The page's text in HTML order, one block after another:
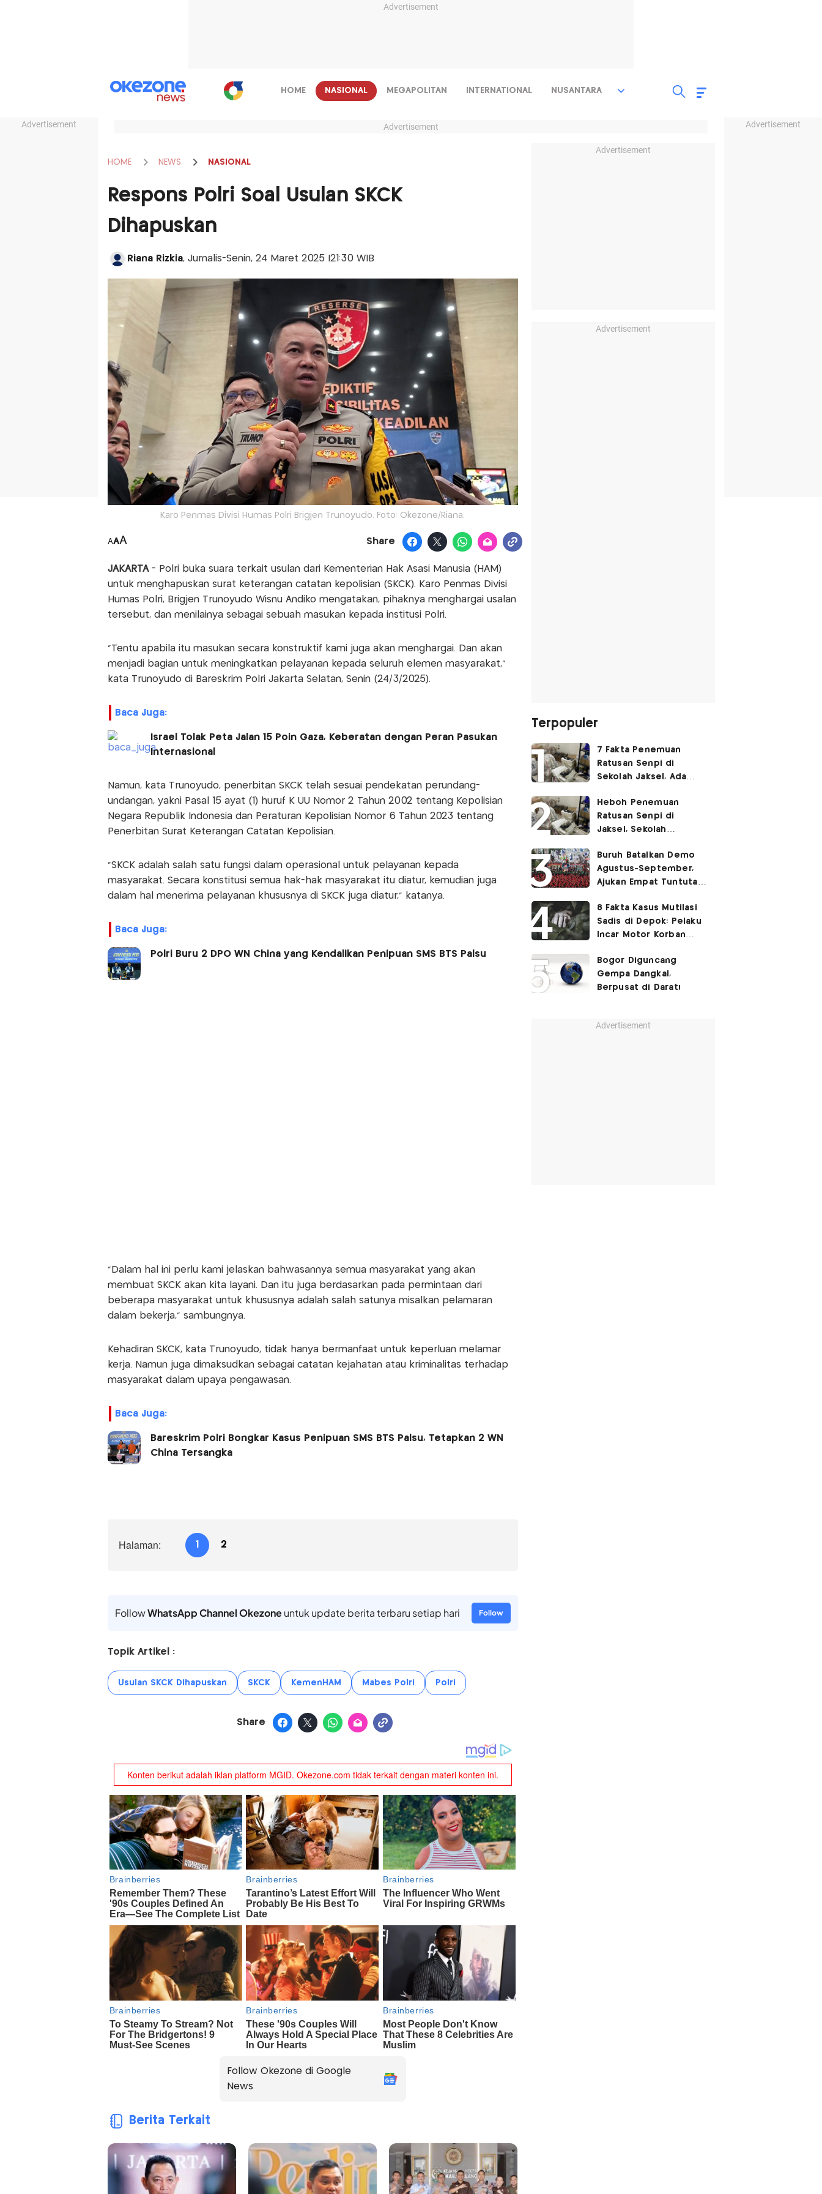
Advertisement
Advertisement Advertisement
HOME NASIONAL MEGAPOLITAN INTERNATIONAL NUSANTARA
Advertisement
HOME NEWS NASIONAL
Respons Polri Soal Usulan SKCK
Dihapuskan
Riana Rizkia, Jurnalis-Senin, 24 Maret 2025 |21:30 WIB
Karo Penmas Divisi Humas Polri Brigjen Trunoyudo. Foto: Okezone/Riana.
AAA Share
JAKARTA - Polri buka suara terkait usulan dari Kementerian Hak Asasi Manusia (HAM)
untuk menghapuskan surat keterangan catatan kepolisian (SKCK). Karo Penmas Divisi
Humas Polri, Brigjen Trunoyudo Wisnu Andiko mengatakan, pihaknya menghargai usalan
tersebut, dan menilainya sebagai sebuah masukan kepada institusi Polri.
"Tentu apabila itu masukan secara konstruktif kami juga akan menghargai. Dan akan
menjadi bagian untuk meningkatkan pelayanan kepada seluruh elemen masyarakat,"
kata Trunoyudo di Bareskrim Polri Jakarta Selatan, Senin (24/3/2025).
Baca Juga:
Israel Tolak Peta Jalan 15 Poin Gaza, Keberatan dengan Peran Pasukan
Internasional
Namun, kata Trunoyudo, penerbitan SKCK telah sesuai pendekatan perundang-
undangan, yakni Pasal 15 ayat (1) huruf K UU Nomor 2 Tahun 2002 tentang Kepolisian
Negara Republik Indonesia dan Peraturan Kepolisian Nomor 6 Tahun 2023 tentang
Penerbitan Surat Keterangan Catatan Kepolisian.
"SKCK adalah salah satu fungsi dalam operasional untuk pelayanan kepada
masyarakat. Secara konstitusi semua hak-hak masyarakat itu diatur, kemudian juga
dalam hal menerima pelayanan khususnya di SKCK juga diatur," katanya.
Baca Juga:
Polri Buru 2 DPO WN China yang Kendalikan Penipuan SMS BTS Palsu
"Dalam hal ini perlu kami jelaskan bahwasannya semua masyarakat yang akan
membuat SKCK akan kita layani. Dan itu juga berdasarkan pada permintaan dari
beberapa masyarakat untuk khususnya adalah salah satunya misalkan pelamaran
dalam bekerja," sambungnya.
Kehadiran SKCK, kata Trunoyudo, tidak hanya bermanfaat untuk keperluan melamar
kerja. Namun juga dimaksudkan sebagai catatan kejahatan atau kriminalitas terhadap
masyarakat dalam upaya pengawasan.
Baca Juga:
Bareskrim Polri Bongkar Kasus Penipuan SMS BTS Palsu, Tetapkan 2 WN
China Tersangka
Halaman: 1 2
FollowWhatsApp Channel Okezoneuntuk update berita terbaru setiap hari Follow
Topik Artikel :
Usulan SKCK Dihapuskan SKCK KemenHAM Mabes Polri Polri
Share
Follow Okezone di Google
News
Berita Terkait
Advertisement
Advertisement
Terpopuler
7 Fakta Penemuan
Ratusan Senpi di
Sekolah Jaksel, Ada
Ruang Bunker
Heboh Penemuan
Ratusan Senpi di
Jaksel, Sekolah
Kegiatan Eskul
Menembak
Buruh Batalkan Demo
Agustus-September,
Ajukan Empat Tuntutan
8 Fakta Kasus Mutilasi
Sadis di Depok: Pelaku
Incar Motor Korban
Bogor Diguncang
Gempa Dangkal,
Berpusat di Darat!
Advertisement